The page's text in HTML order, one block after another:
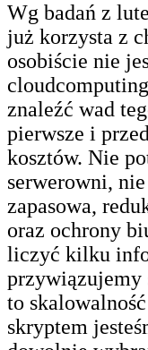
Wg badań z
już korzysta z
osobiście nie
znaleźć wad
pierwsze i
kosztów. Nie
serwerowni,
zapasowa,
oraz ochrony
liczyć kilku
przywiązujemy
to
skryptem